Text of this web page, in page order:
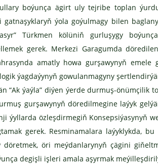
boýunça ägirt uly tejribe toplan
ýola goýulmagy bilen
Türkmen kölüniň gurluşygy
gerek. Merkezi Garagumda
amatly howa gurşawynyň emele
ýagdaýynyň gowulanmagyny
“Ak ýaýla” diýen ýerde durmuş-önümçilik
gurşawynyň döredilmegine laýyk
ýyllarda özleşdirmegiň Konsepsiýasynyň
gerek. Resminamalara laýyklykda,
döretmek, öri meýdanlarynyň çägini
degişli işleri amala aşyrmak